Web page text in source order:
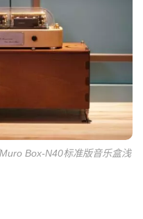
Box-N40标准版音乐盒浅